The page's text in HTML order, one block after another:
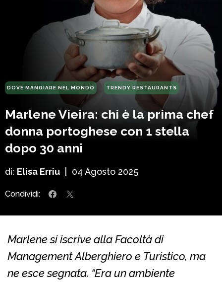
DOVE MANGIARE NEL MONDO TRENDY RESTAURANTS
Marlene Vieira: chi è la prima chef
donna portoghese con 1 stella
dopo 30 anni
di: Elisa Erriu 04 Agosto 2025
Condividi:
Marlene si iscrive alla Facoltà di
Management Alberghiero e Turistico, ma
ne esce segnata. “Era un ambiente